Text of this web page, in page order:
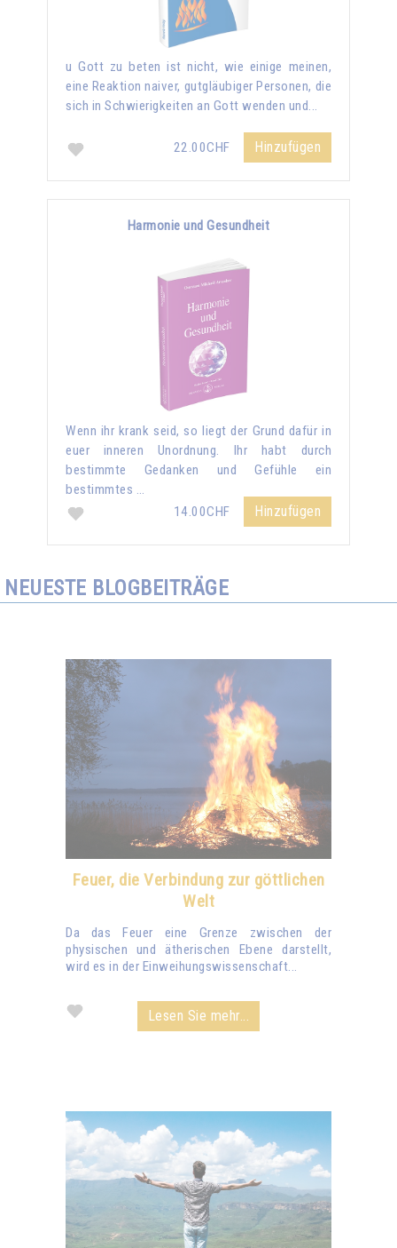
u Gott zu beten ist nicht, wie einige meinen,
eine Reaktion naiver, gutgläubiger Personen, die
sich in Schwierigkeiten an Gott wenden und...
22.00CHF Hinzufügen
Harmonie und Gesundheit
Wenn ihr krank seid, so liegt der Grund dafür in
euer inneren Unordnung. Ihr habt durch
bestimmte Gedanken und Gefühle ein
bestimmtes …
14.00CHF
Hinzufügen
NEUESTE BLOGBEITRÄGE
Feuer, die Verbindung zur göttlichen
Welt
Da das Feuer eine Grenze zwischen der
physischen und ätherischen Ebene darstellt,
wird es in der Einweihungswissenschaft...
Lesen Sie mehr...